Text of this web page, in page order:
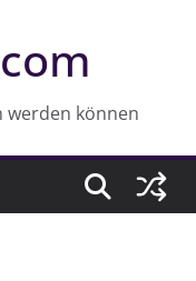
werden können